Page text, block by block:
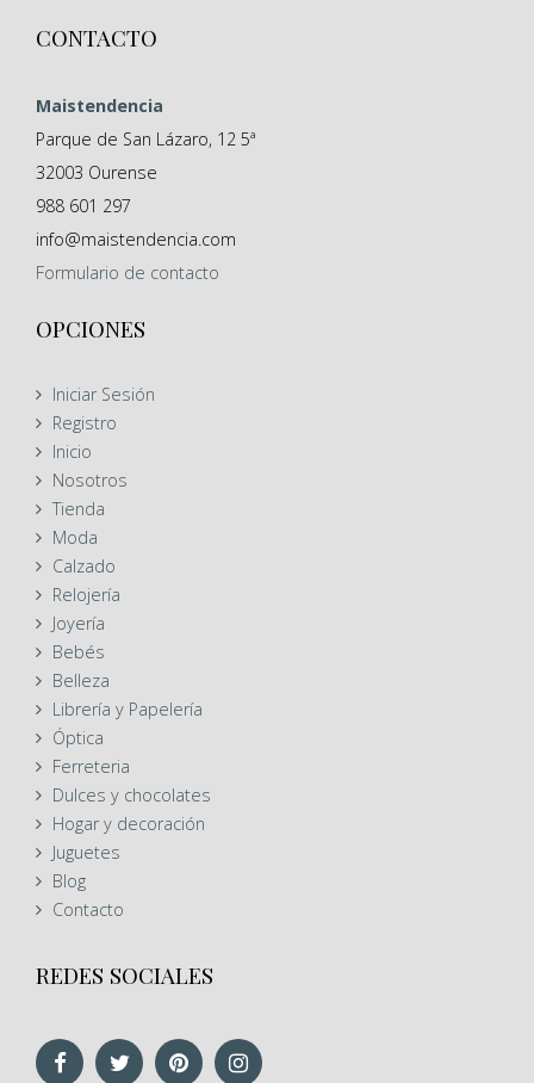
CONTACTO
Maistendencia
Parque de San Lázaro, 12 5ª
32003 Ourense
988 601 297
info@maistendencia.com
Formulario de contacto
OPCIONES
Iniciar Sesión
Registro
Inicio
Nosotros
Tienda
Moda
Calzado
Relojería
Joyería
Bebés
Belleza
Librería y Papelería
Óptica
Ferreteria
Dulces y chocolates
Hogar y decoración
Juguetes
Blog
Contacto
REDES SOCIALES